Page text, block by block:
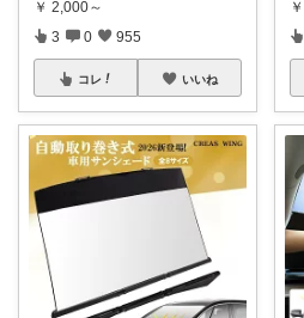
￥ 2,000～
3 0 955
コレ いいね
￥